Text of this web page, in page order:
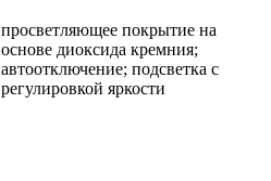
просветляющее покрытие на
основе диоксида кремния;
автоотключение; подсветка с
регулировкой яркости